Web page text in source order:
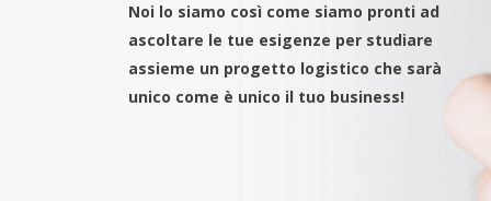
Noi lo siamo così come siamo pronti ad
ascoltare le tue esigenze per studiare
assieme un progetto logistico che sarà
unico come è unico il tuo business!